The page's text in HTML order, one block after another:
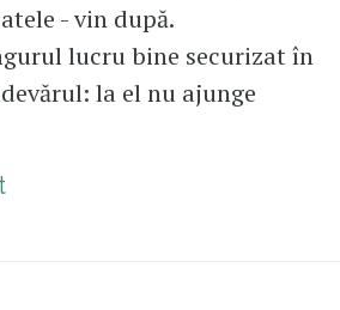
- vin după.
lucru bine securizat în
la el nu ajunge